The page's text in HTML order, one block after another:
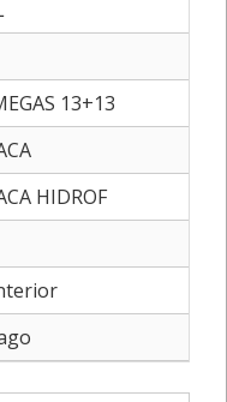
13+13
HIDROF